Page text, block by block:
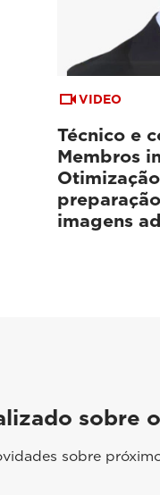
VIDEO
Técnico e
Membros
imagens
sobre
sobre